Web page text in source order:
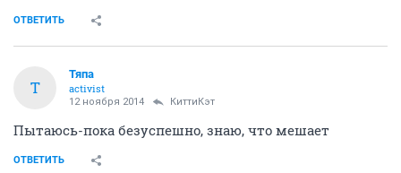
ОТВЕТИТЬ
Т
Тяпа
activist
12 ноября 2014 КиттиКэт
Пытаюсь-пока безуспешно, знаю, что мешает
ОТВЕТИТЬ